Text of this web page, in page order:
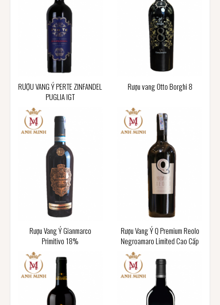
RƯỢU VANG Ý PERTE ZINFANDEL
PUGLIA IGT
Rượu vang Otto Borghi 8
Rượu Vang Ý Gianmarco
Primitivo 18%
Rượu Vang Ý Q Premium Reolo
Negroamaro Limited Cao Cấp